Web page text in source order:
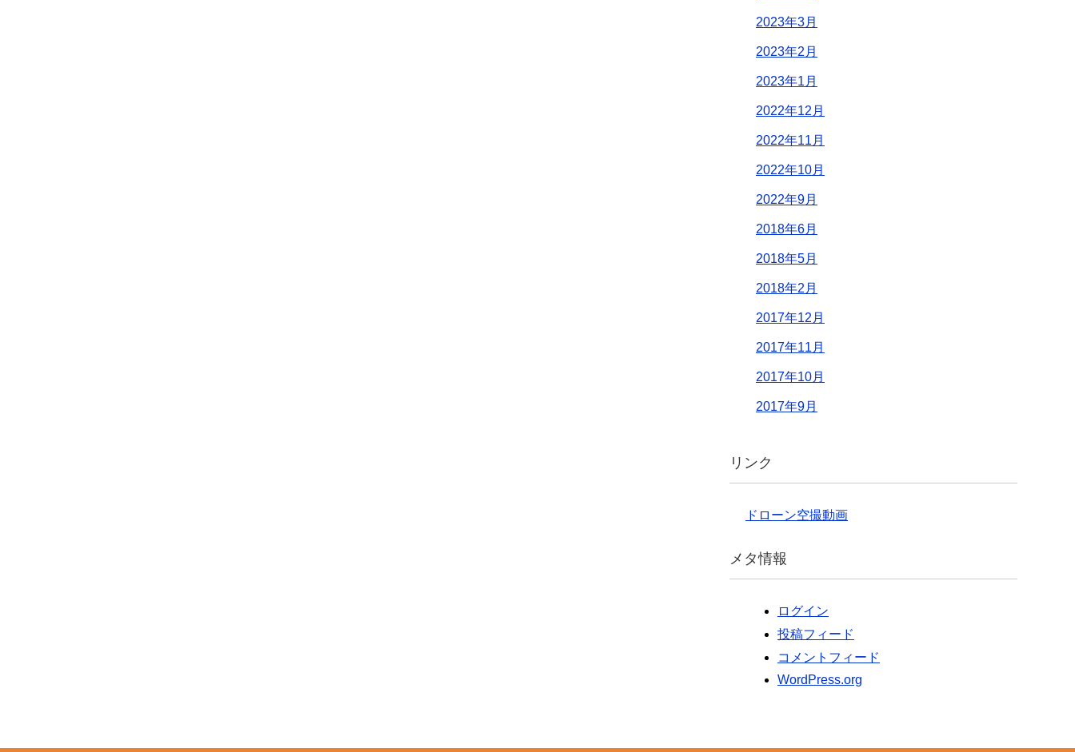
2023年3月
2023年2月
2023年1月
2022年12月
2022年11月
2022年10月
2022年9月
2018年6月
2018年5月
2018年2月
2017年12月
2017年11月
2017年10月
2017年9月
リンク
ドローン空撮動画
メタ情報
ログイン
投稿フィード
コメントフィード
WordPress.org